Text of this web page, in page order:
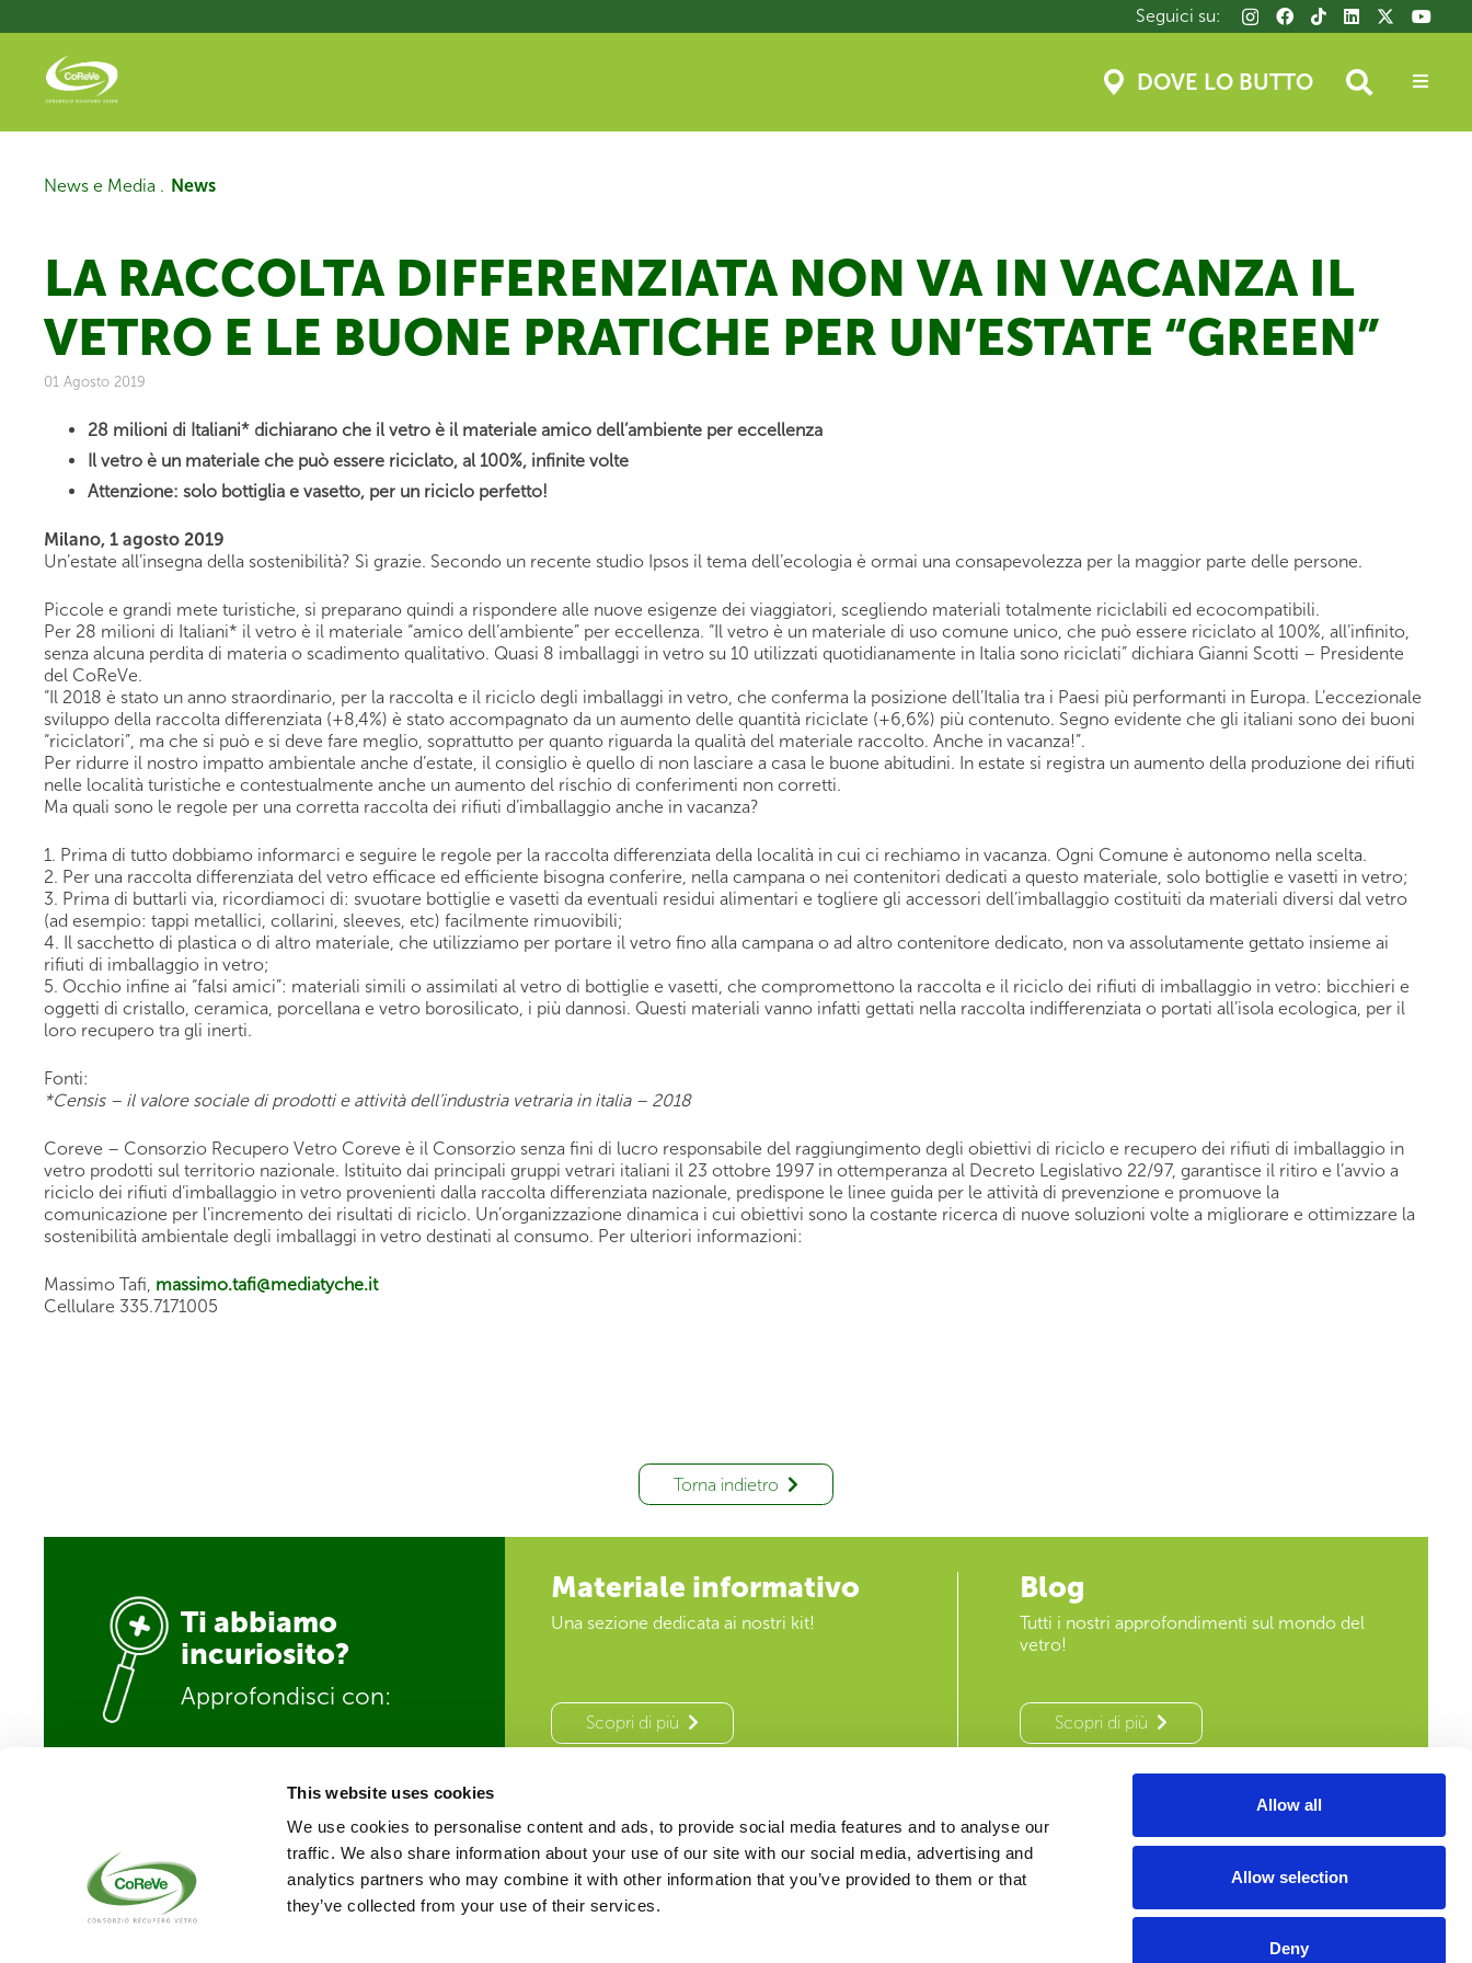
al
contenuto
principale
This website uses cookies
We use cookies to personalise content and ads, to provide social media features and to analyse our
traffic. We also share information about your use of our site with our social media, advertising and
analytics partners who may combine it with other information that you’ve provided to them or that
they’ve collected from your use of their services.
Allow all
Allow selection
Deny
Seguici su:
DOVE LO BUTTO
News e Media . News
LA RACCOLTA DIFFERENZIATA NON VA IN VACANZA IL
VETRO E LE BUONE PRATICHE PER UN’ESTATE “GREEN”
01 Agosto 2019
28 milioni di Italiani* dichiarano che il vetro è il materiale amico dell’ambiente per eccellenza
Il vetro è un materiale che può essere riciclato, al 100%, infinite volte
Attenzione: solo bottiglia e vasetto, per un riciclo perfetto!
Milano, 1 agosto 2019
Un’estate all’insegna della sostenibilità? Sì grazie. Secondo un recente studio Ipsos il tema dell’ecologia è ormai una consapevolezza per la maggior parte delle persone.
Piccole e grandi mete turistiche, si preparano quindi a rispondere alle nuove esigenze dei viaggiatori, scegliendo materiali totalmente riciclabili ed ecocompatibili.
Per 28 milioni di Italiani* il vetro è il materiale “amico dell’ambiente” per eccellenza. “Il vetro è un materiale di uso comune unico, che può essere riciclato al 100%, all’infinito,
senza alcuna perdita di materia o scadimento qualitativo. Quasi 8 imballaggi in vetro su 10 utilizzati quotidianamente in Italia sono riciclati” dichiara Gianni Scotti – Presidente
del CoReVe.
“Il 2018 è stato un anno straordinario, per la raccolta e il riciclo degli imballaggi in vetro, che conferma la posizione dell’Italia tra i Paesi più performanti in Europa. L’eccezionale
sviluppo della raccolta differenziata (+8,4%) è stato accompagnato da un aumento delle quantità riciclate (+6,6%) più contenuto. Segno evidente che gli italiani sono dei buoni
“riciclatori”, ma che si può e si deve fare meglio, soprattutto per quanto riguarda la qualità del materiale raccolto. Anche in vacanza!”.
Per ridurre il nostro impatto ambientale anche d’estate, il consiglio è quello di non lasciare a casa le buone abitudini. In estate si registra un aumento della produzione dei rifiuti
nelle località turistiche e contestualmente anche un aumento del rischio di conferimenti non corretti.
Ma quali sono le regole per una corretta raccolta dei rifiuti d’imballaggio anche in vacanza?
1. Prima di tutto dobbiamo informarci e seguire le regole per la raccolta differenziata della località in cui ci rechiamo in vacanza. Ogni Comune è autonomo nella scelta.
2. Per una raccolta differenziata del vetro efficace ed efficiente bisogna conferire, nella campana o nei contenitori dedicati a questo materiale, solo bottiglie e vasetti in vetro;
3. Prima di buttarli via, ricordiamoci di: svuotare bottiglie e vasetti da eventuali residui alimentari e togliere gli accessori dell’imballaggio costituiti da materiali diversi dal vetro
(ad esempio: tappi metallici, collarini, sleeves, etc) facilmente rimuovibili;
4. Il sacchetto di plastica o di altro materiale, che utilizziamo per portare il vetro fino alla campana o ad altro contenitore dedicato, non va assolutamente gettato insieme ai
rifiuti di imballaggio in vetro;
5. Occhio infine ai “falsi amici”: materiali simili o assimilati al vetro di bottiglie e vasetti, che compromettono la raccolta e il riciclo dei rifiuti di imballaggio in vetro: bicchieri e
oggetti di cristallo, ceramica, porcellana e vetro borosilicato, i più dannosi. Questi materiali vanno infatti gettati nella raccolta indifferenziata o portati all’isola ecologica, per il
loro recupero tra gli inerti.
Fonti:
*Censis – il valore sociale di prodotti e attività dell’industria vetraria in italia – 2018
Coreve – Consorzio Recupero Vetro Coreve è il Consorzio senza fini di lucro responsabile del raggiungimento degli obiettivi di riciclo e recupero dei rifiuti di imballaggio in
vetro prodotti sul territorio nazionale. Istituito dai principali gruppi vetrari italiani il 23 ottobre 1997 in ottemperanza al Decreto Legislativo 22/97, garantisce il ritiro e l’avvio a
riciclo dei rifiuti d’imballaggio in vetro provenienti dalla raccolta differenziata nazionale, predispone le linee guida per le attività di prevenzione e promuove la
comunicazione per l’incremento dei risultati di riciclo. Un’organizzazione dinamica i cui obiettivi sono la costante ricerca di nuove soluzioni volte a migliorare e ottimizzare la
sostenibilità ambientale degli imballaggi in vetro destinati al consumo. Per ulteriori informazioni:
Massimo Tafi, massimo.tafi@mediatyche.it
Cellulare 335.7171005
Torna indietro
Ti abbiamo
incuriosito?
Approfondisci con:
Materiale informativo
Una sezione dedicata ai nostri kit!
Scopri di più
Blog
Tutti i nostri approfondimenti sul mondo del
vetro!
Scopri di più
Seguici su: